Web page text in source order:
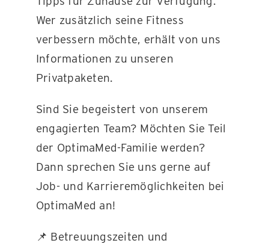
Wer zusätzlich seine Fitness
verbessern möchte, erhält von uns
Informationen zu unseren
Privatpaketen.
Sind Sie begeistert von unserem
engagierten Team? Möchten Sie Teil
der OptimaMed-Familie werden?
Dann sprechen Sie uns gerne auf
Job- und Karrieremöglichkeiten bei
OptimaMed an!
📌 Betreuungszeiten und